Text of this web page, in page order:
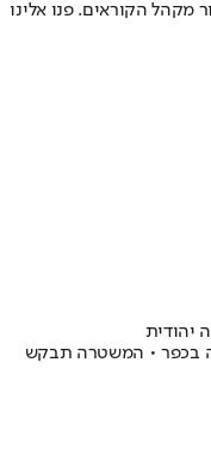
מקהל הקוראים. פנו אלינו
יהודית
בכפר • המשטרה תבקש